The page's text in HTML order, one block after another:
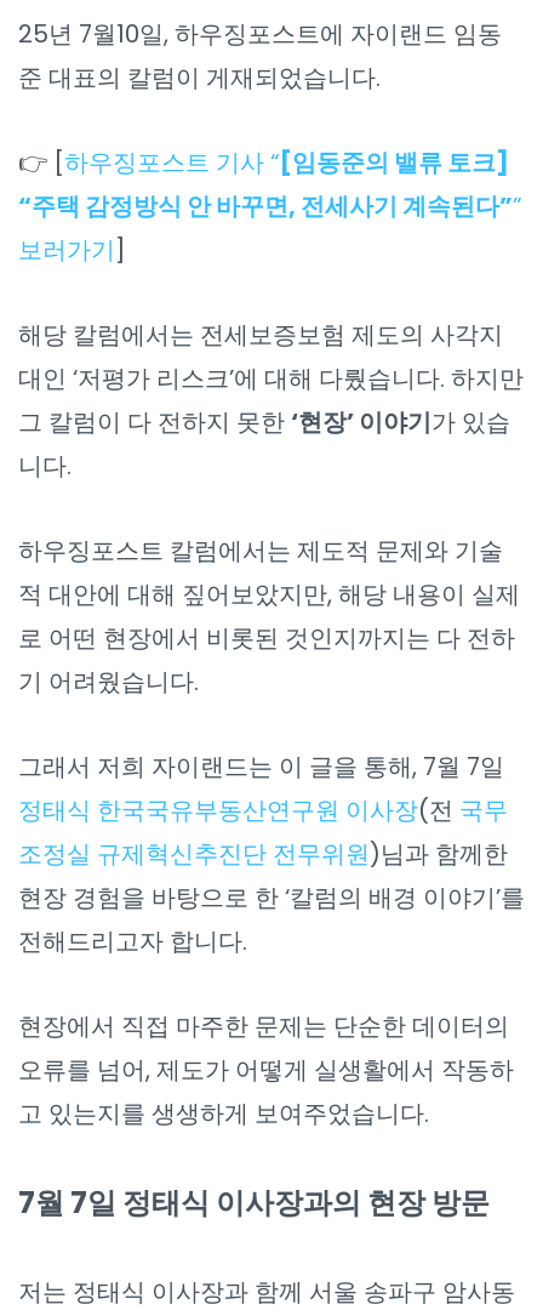
25년 7월10일, 하우징포스트에 자이랜드 임동
준 대표의 칼럼이 게재되었습니다.
👉 [하우징포스트 기사 “ [임동준의 밸류 토크]
“주택 감정방식 안 바꾸면, 전세사기 계속된다””
보러가기]
해당 칼럼에서는 전세보증보험 제도의 사각지
대인 ‘저평가 리스크’에 대해 다뤘습니다. 하지만
그 칼럼이 다 전하지 못한 ‘현장’ 이야기가 있습
니다.
하우징포스트 칼럼에서는 제도적 문제와 기술
적 대안에 대해 짚어보았지만, 해당 내용이 실제
로 어떤 현장에서 비롯된 것인지까지는 다 전하
기 어려웠습니다.
그래서 저희 자이랜드는 이 글을 통해, 7월 7일
정태식 한국국유부동산연구원 이사장(전 국무
조정실 규제혁신추진단 전무위원)님과 함께한
현장 경험을 바탕으로 한 ‘칼럼의 배경 이야기’를
전해드리고자 합니다.
현장에서 직접 마주한 문제는 단순한 데이터의
오류를 넘어, 제도가 어떻게 실생활에서 작동하
고 있는지를 생생하게 보여주었습니다.
7월 7일 정태식 이사장과의 현장 방문
저는 정태식 이사장과 함께 서울 송파구 암사동